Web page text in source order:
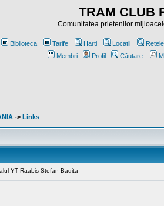
TRAM CLUB
Comunitatea prietenilor
Biblioteca Tarife Harti Locatii Retele
Membri
Profil Căutare
-> Links
YT Raabis-Stefan Badita